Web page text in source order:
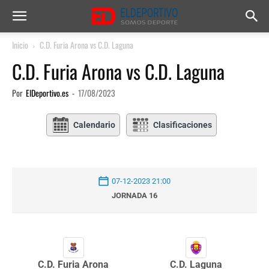
Inicio C.D. Furia Arona vs C.D. Laguna
C.D. Furia Arona vs C.D. Laguna
Por ElDeportivo.es - 17/08/2023
Calendario Clasificaciones
07-12-2023 21:00
JORNADA 16
C.D. Furia Arona C.D. Laguna